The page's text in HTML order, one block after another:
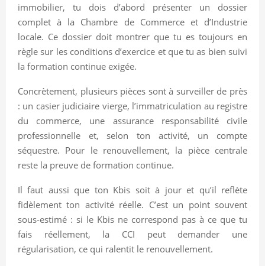
immobilier, tu dois d’abord présenter un dossier
complet à la Chambre de Commerce et d’Industrie
locale. Ce dossier doit montrer que tu es toujours en
règle sur les conditions d’exercice et que tu as bien suivi
la formation continue exigée.
Concrètement, plusieurs pièces sont à surveiller de près
: un casier judiciaire vierge, l’immatriculation au registre
du commerce, une assurance responsabilité civile
professionnelle et, selon ton activité, un compte
séquestre. Pour le renouvellement, la pièce centrale
reste la preuve de formation continue.
Il faut aussi que ton Kbis soit à jour et qu’il reflète
fidèlement ton activité réelle. C’est un point souvent
sous-estimé : si le Kbis ne correspond pas à ce que tu
fais réellement, la CCI peut demander une
régularisation, ce qui ralentit le renouvellement.